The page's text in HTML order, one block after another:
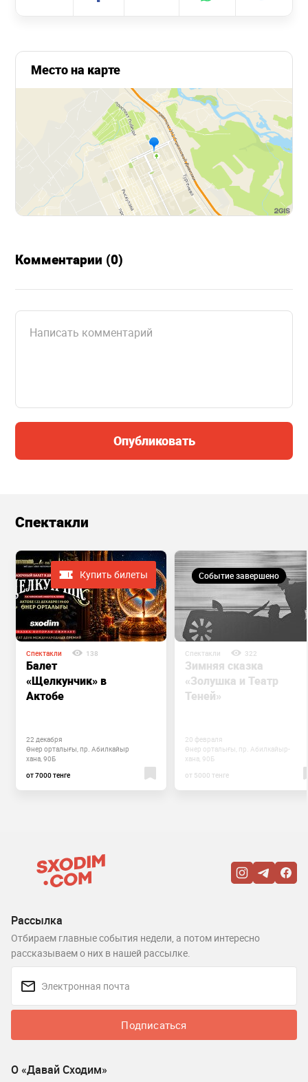
Место на карте
Комментарии (0)
Опубликовать
Спектакли
Купить билеты
Спектакли 138
Балет
«Щелкунчик» в
Актобе
22 декабря
Өнер орталығы, пр. Абилкайыр
хана, 90Б
от 7000 тенге
Событие завершено
Спектакли 322
Зимняя сказка
«Золушка и Театр
Теней»
20 февраля
Өнер орталығы, пр. Абилкайыр-
хана, 90Б
от 5000 тенге
Рассылка
Отбираем главные события недели, а потом интересно
рассказываем о них в нашей рассылке.
Подписаться
О «Давай Сходим»